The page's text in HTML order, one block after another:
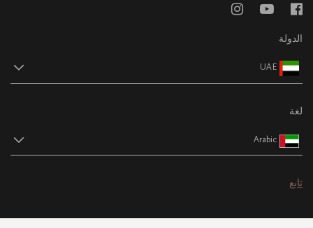
الدولة
UAE
لغة
Arabic
تابع